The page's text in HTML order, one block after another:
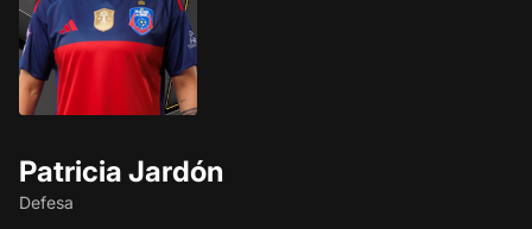
Patricia Jardón
Defesa